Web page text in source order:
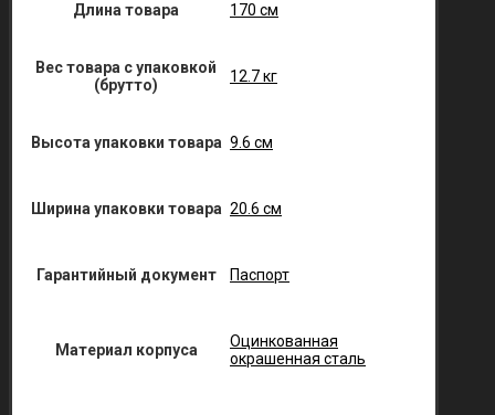
Длина товара 170 см
Вес товара с упаковкой
(брутто)
12.7 кг
Высота упаковки товара 9.6 см
Ширина упаковки товара 20.6 см
Гарантийный документ Паспорт
Материал корпуса
Оцинкованная
окрашенная сталь